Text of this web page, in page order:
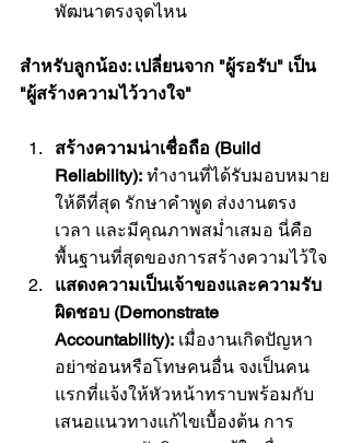
พัฒนาตรงจุดไหน
สำหรับลูกน้อง: เปลี่ยนจาก "ผู้รอรับ" เป็น
"ผู้สร้างความไว้วางใจ"
สร้างความน่าเชื่อถือ (Build
Reliability): ทำงานที่ได้รับมอบหมาย
ให้ดีที่สุด รักษาคำพูด ส่งงานตรง
เวลา และมีคุณภาพสม่ำเสมอ นี่คือ
พื้นฐานที่สุดของการสร้างความไว้ใจ
แสดงความเป็นเจ้าของและความรับ
ผิดชอบ (Demonstrate
Accountability): เมื่องานเกิดปัญหา
อย่าซ่อนหรือโทษคนอื่น จงเป็นคน
แรกที่แจ้งให้หัวหน้าทราบพร้อมกับ
เสนอแนวทางแก้ไขเบื้องต้น การ